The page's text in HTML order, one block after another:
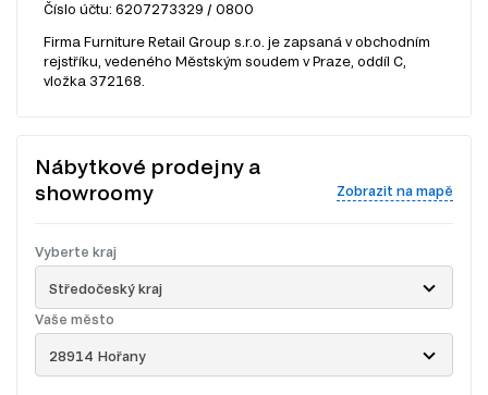
Číslo účtu: 6207273329 / 0800
Firma Furniture Retail Group s.r.o. je zapsaná v obchodním
rejstříku, vedeného Městským soudem v Praze, oddíl C,
vložka 372168.
Nábytkové prodejny a
showroomy
Zobrazit na mapě
Vyberte kraj
Středočeský kraj
Vaše město
28914 Hořany